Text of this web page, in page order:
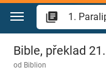
Přejít na obsah
1.
Bible, překlad
od Biblion